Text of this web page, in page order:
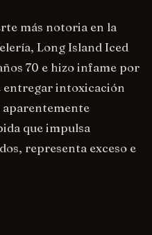
más notoria en la
Long Island Iced
70 e hizo infame por
entregar intoxicación
aparentemente
que impulsa
representa exceso e